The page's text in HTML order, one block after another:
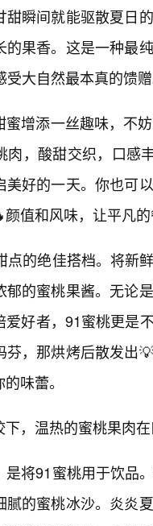
甜瞬间就能驱散夏日
的果香。这是一种最
大自然最本真的馈赠
蜜增添一丝趣味，不
肉，酸甜交织，口感
好的一天。你也可
值和风味，让平凡的
点的绝佳搭档。将新
郁的蜜桃果酱。无论
爱好者，91蜜桃更是
，那烘烤后散发出
味蕾。
，温热的蜜桃果肉
是将91蜜桃用于饮品
腻的蜜桃冰沙。炎炎